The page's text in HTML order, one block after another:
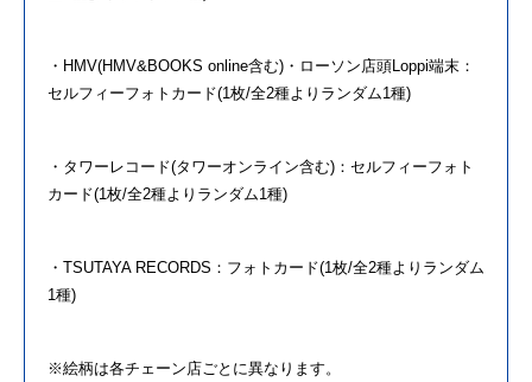
・HMV(HMV&BOOKS online含む)・ローソン店頭Loppi端末：
セルフィーフォト カード(1枚/全2種よりランダム1種)
・タワーレコード(タワーオンライン含む)：セルフィーフォト
カード(1枚/全2種よりランダム1種)
・TSUTAYA RECORDS： フォト カード(1枚/全2種よりランダム
1種)
※絵柄は各チェーン店ごとに異なります。